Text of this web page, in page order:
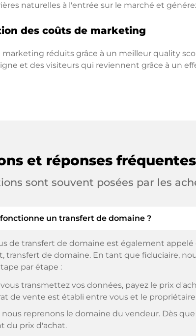
naturelles à l'entrée sur le marché et
des coûts de marketing
marketing réduits grâce à un meilleur quality
et des visiteurs qui reviennent grâce à un
et réponses
sont souvent posées par les
un transfert de domaine ?
de transfert de domaine est également
transfert de domaine. En tant que fiduciaire,
par étape :
vous transmettez vos données, payez le prix
de vente est établi entre vous et le
nous reprenons le domaine du vendeur. Dès
du prix d'achat.